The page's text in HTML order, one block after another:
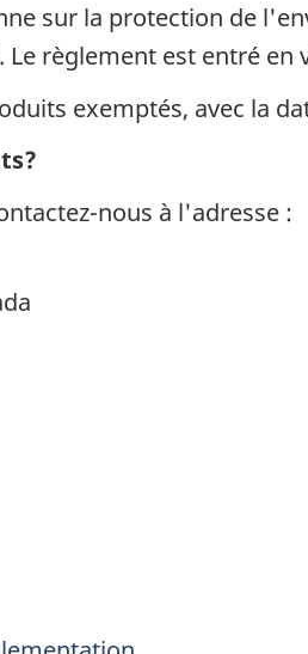
sur la protection de
règlement est entré en
exemptés, avec la
nous à l'adresse :